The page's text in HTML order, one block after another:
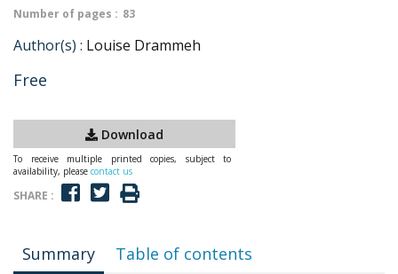
Number of pages : 83
Author(s) : Louise Drammeh
Free
Download
To receive multiple printed copies, subject to
availability, please contact us
SHARE :
Summary Table of contents